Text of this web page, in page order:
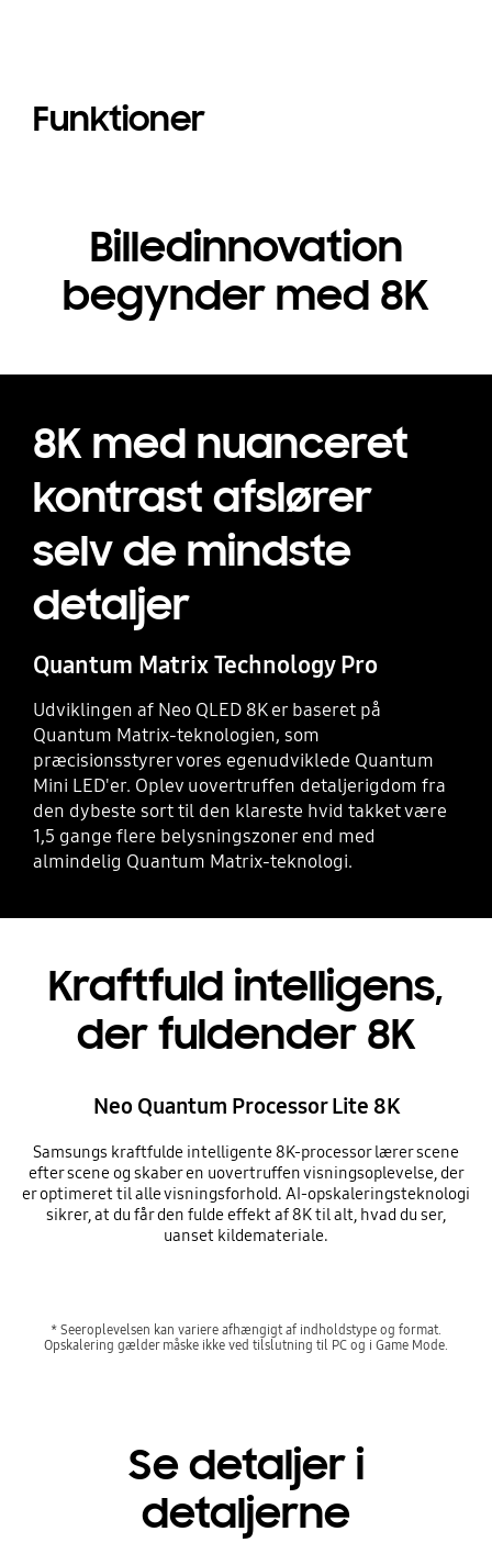
Funktioner
Billedinnovation
begynder med 8K
8K med nuanceret
kontrast afslører
selv de mindste
detaljer
Quantum Matrix Technology Pro
Udviklingen af Neo QLED 8K er baseret på
Quantum Matrix-teknologien, som
præcisionsstyrer vores egenudviklede Quantum
Mini LED'er. Oplev uovertruffen detaljerigdom fra
den dybeste sort til den klareste hvid takket være
1,5 gange flere belysningszoner end med
almindelig Quantum Matrix-teknologi.
Kraftfuld intelligens,
der fuldender 8K
Neo Quantum Processor Lite 8K
Samsungs kraftfulde intelligente 8K-processor lærer scene
efter scene og skaber en uovertruffen visningsoplevelse, der
er optimeret til alle visningsforhold. AI-opskaleringsteknologi
sikrer, at du får den fulde effekt af 8K til alt, hvad du ser,
uanset kildemateriale.
* Seeroplevelsen kan variere afhængigt af indholdstype og format.
Opskalering gælder måske ikke ved tilslutning til PC og i Game Mode.
Se detaljer i
detaljerne